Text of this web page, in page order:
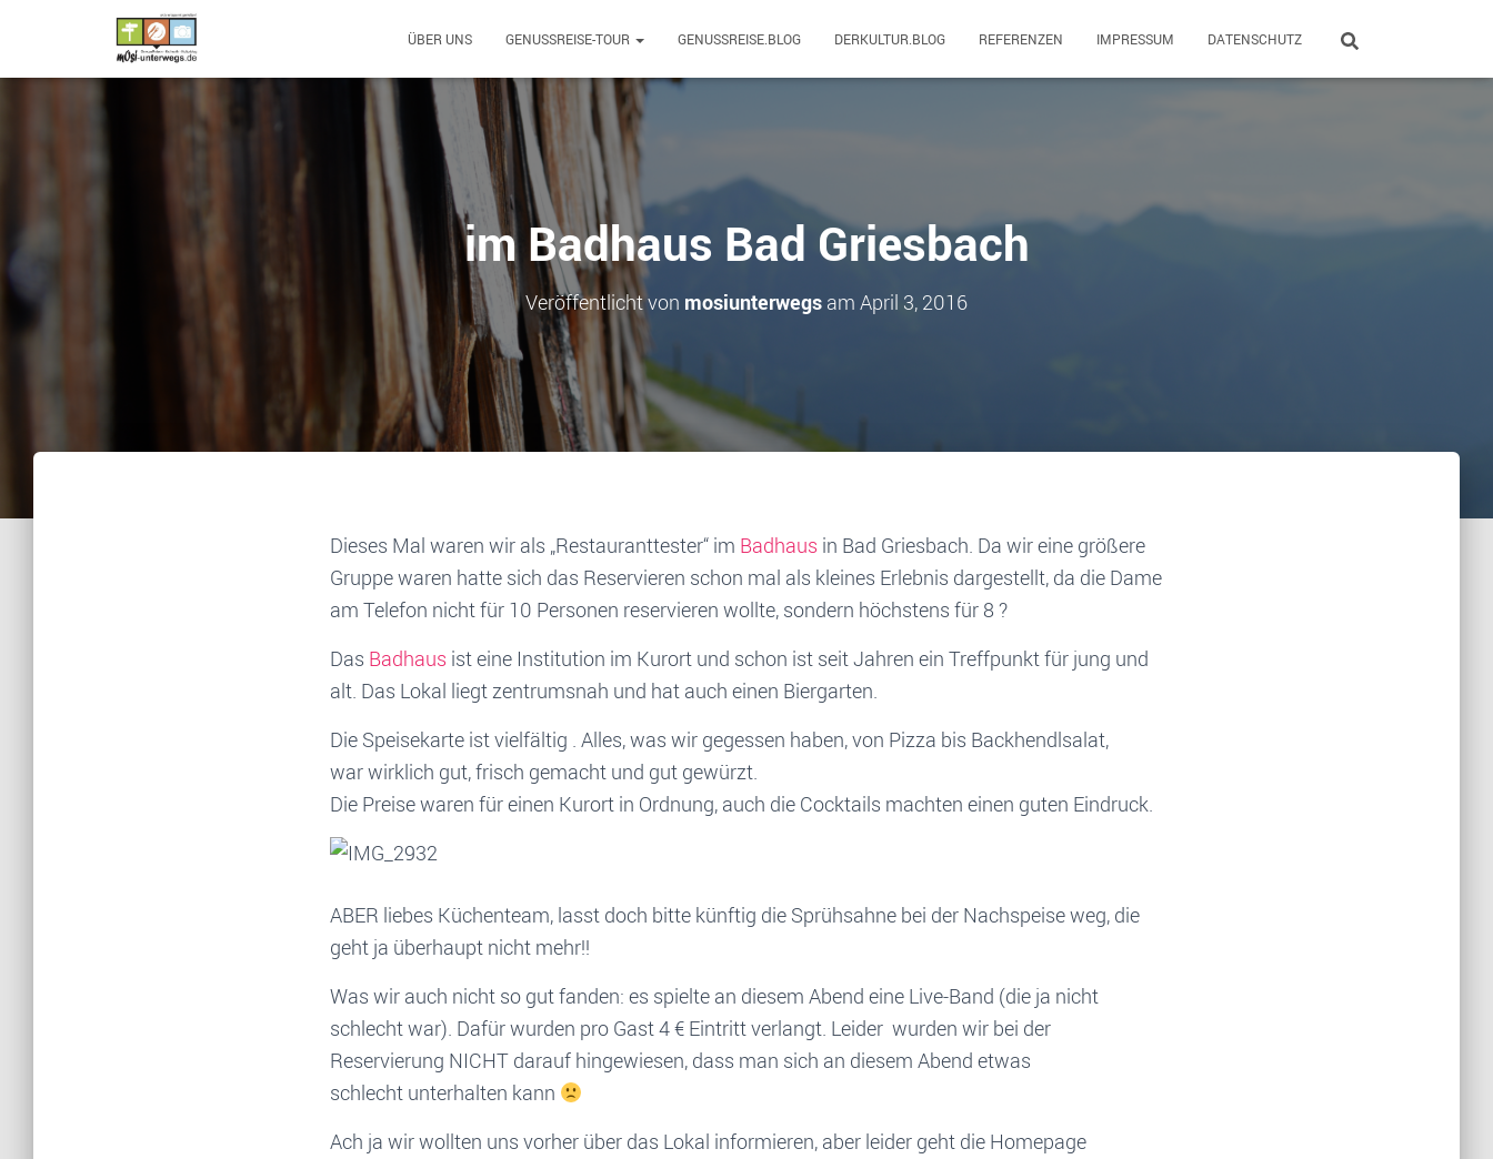
ÜBER UNS GENUSSREISE-TOUR GENUSSREISE.BLOG DERKULTUR.BLOG REFERENZEN IMPRESSUM DATENSCHUTZ
im Badhaus Bad Griesbach
Veröffentlicht von mosiunterwegs am April 3, 2016
Dieses Mal waren wir als „Restauranttester“ im Badhaus in Bad Griesbach. Da wir eine größere
Gruppe waren hatte sich das Reservieren schon mal als kleines Erlebnis dargestellt, da die Dame
am Telefon nicht für 10 Personen reservieren wollte, sondern höchstens für 8 ?
Das Badhaus ist eine Institution im Kurort und schon ist seit Jahren ein Treffpunkt für jung und
alt. Das Lokal liegt zentrumsnah und hat auch einen Biergarten.
Die Speisekarte ist vielfältig . Alles, was wir gegessen haben, von Pizza bis Backhendlsalat,
war wirklich gut, frisch gemacht und gut gewürzt.
Die Preise waren für einen Kurort in Ordnung, auch die Cocktails machten einen guten Eindruck.
ABER liebes Küchenteam, lasst doch bitte künftig die Sprühsahne bei der Nachspeise weg, die
geht ja überhaupt nicht mehr!!
Was wir auch nicht so gut fanden: es spielte an diesem Abend eine Live-Band (die ja nicht
schlecht war). Dafür wurden pro Gast 4 € Eintritt verlangt. Leider wurden wir bei der
Reservierung NICHT darauf hingewiesen, dass man sich an diesem Abend etwas
schlecht unterhalten kann
Ach ja wir wollten uns vorher über das Lokal informieren, aber leider geht die Homepage